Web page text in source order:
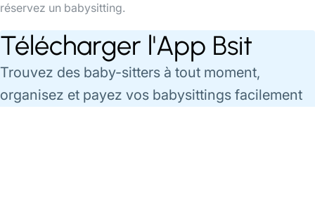
réservez un babysitting.
Télécharger l'App Bsit
Trouvez des baby-sitters à tout moment,
organisez et payez vos babysittings facilement